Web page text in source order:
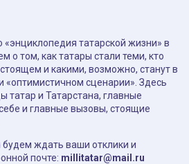
татарской жизни» в
о том, как татары стали теми, кто
и какими, возможно, станут в
сценарии». Здесь
татар и Татарстана, главные
и главные вызовы, стоящие
ждать ваши отклики и
почте: millitatar@mail.ru